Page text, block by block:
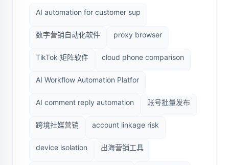
AI automation for customer sup
数字营销自动化软件 proxy browser
TikTok 矩阵软件 cloud phone comparison
AI Workflow Automation Platfor
AI comment reply automation 账号批量发布
跨境社媒营销 account linkage risk
device isolation 出海营销工具